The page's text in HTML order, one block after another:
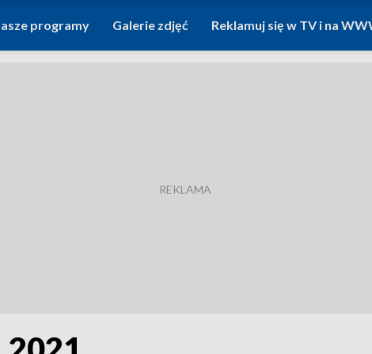
programy Galerie zdjęć Reklamuj się w TV i na